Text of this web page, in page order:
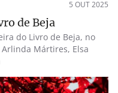
5 OUT 2025
de Beja
do Livro de Beja, no
Mártires, Elsa